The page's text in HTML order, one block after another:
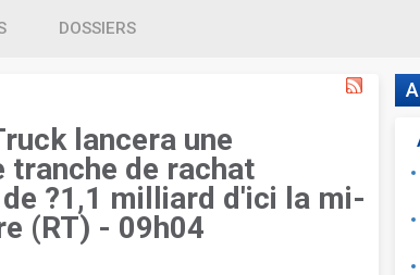
DOSSIERS
lancera une
tranche de rachat
?1,1 milliard d'ici la mi-
(RT) - 09h04